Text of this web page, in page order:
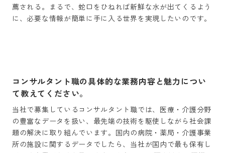
薦される。まるで、蛇口をひねれば新鮮な水が出てくるよう
に、必要な情報が簡単に手に入る世界を実現したいのです。
コンサルタント職の具体的な業務内容と魅力につい
て教えてください。
当社で募集しているコンサルタント職では、医療・介護分野
の豊富なデータを扱い、最先端の技術を駆使しながら社会課
題の解決に取り組んでいます。国内の病院・薬局・介護事業
所の施設に関するデータでしたら、当社が国内で最も保有し